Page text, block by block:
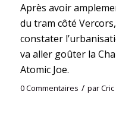
Après avoir
du tram côté
constater
va aller goûter la
Atomic Joe.
0 Commentaires / parCric